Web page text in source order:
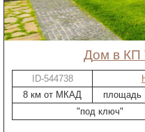
дом в
ID-544738
8 км от МКАД
площадь
"под ключ"